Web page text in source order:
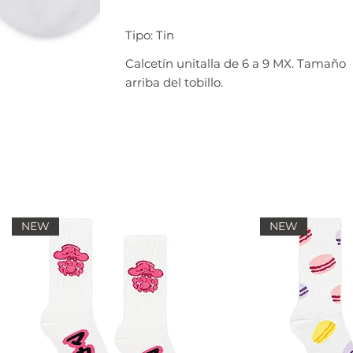
Tipo: Tin
Calcetín unitalla de 6 a 9 MX. Tamaño
arriba del tobillo.
NEW NEW